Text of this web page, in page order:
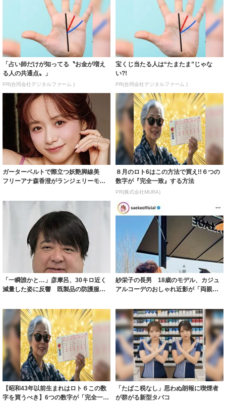
「占い師だけが知ってる〝お金が増え
る人の共通点〟」
PR(合同会社デジタルファーム )
宝くじ当たる人は“たまたま”じゃな
い?!
PR(合同会社デジタルファーム )
ガーターベルトで際立つ妖艶脚線美
フリーアナ森香澄がランジェリーモデ
８月のロト6はこの方法で買え!!６つの
数字が『完全一致』する方法
PR(株式会社MURA)
「一瞬誰かと…」彦摩呂、30キロ近く
減量した姿に反響 既製品の防護服が
紗栄子の長男 18歳のモデル、カジュ
アルコーデのおしゃれ近影が「両親の
【昭和43年以前生まれはロト６この数
字を買うべき】6つの数字が「完全一
「たばこ税なし」思わぬ朗報に喫煙者
が群がる新型タバコ